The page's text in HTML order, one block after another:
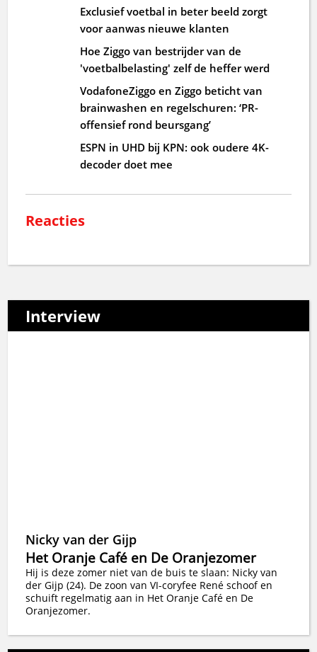
Exclusief voetbal in beter beeld zorgt
voor aanwas nieuwe klanten
Hoe Ziggo van bestrijder van de
'voetbalbelasting' zelf de heffer werd
VodafoneZiggo en Ziggo beticht van
brainwashen en regelschuren: ‘PR-
offensief rond beursgang’
ESPN in UHD bij KPN: ook oudere 4K-
decoder doet mee
Reacties
Interview
Nicky van der Gijp
Het Oranje Café en De Oranjezomer
Hij is deze zomer niet van de buis te slaan: Nicky van
der Gijp (24). De zoon van VI-coryfee René schoof en
schuift regelmatig aan in Het Oranje Café en De
Oranjezomer.